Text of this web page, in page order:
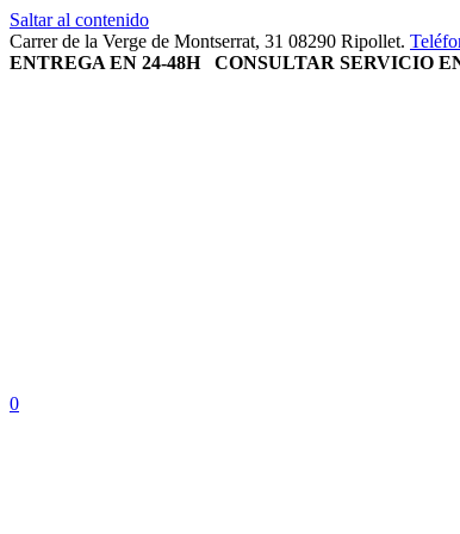
Saltar al contenido
Carrer de la Verge de Montserrat, 31 08290 Ripollet.
ENTREGA EN 24-48H CONSULTAR SERVICIO
0